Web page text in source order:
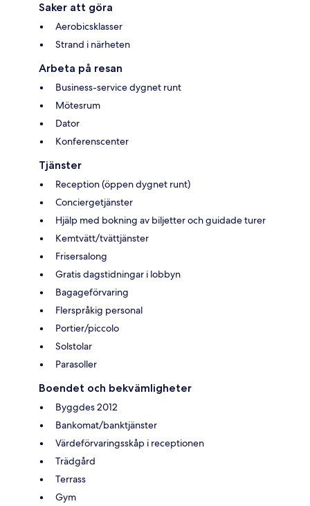
Saker att göra
Aerobicsklasser
Strand i närheten
Arbeta på resan
Business-service dygnet runt
Mötesrum
Dator
Konferenscenter
Tjänster
Reception (öppen dygnet runt)
Conciergetjänster
Hjälp med bokning av biljetter och guidade turer
Kemtvätt/tvättjänster
Frisersalong
Gratis dagstidningar i lobbyn
Bagageförvaring
Flerspråkig personal
Portier/piccolo
Solstolar
Parasoller
Boendet och bekvämligheter
Byggdes 2012
Bankomat/banktjänster
Värdeförvaringsskåp i receptionen
Trädgård
Terrass
Gym